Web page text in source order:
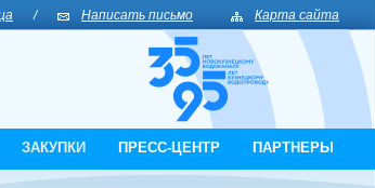
/ Написать письмо Карта сайта
ЗАКУПКИ ПРЕСС-ЦЕНТР ПАРТНЕРЫ